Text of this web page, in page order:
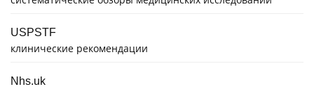
USPSTF
клинические рекомендации
Nhs.uk